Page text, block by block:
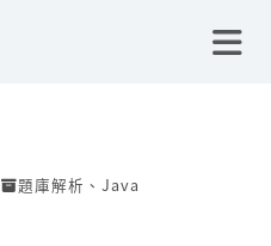
題庫解析 、 Java